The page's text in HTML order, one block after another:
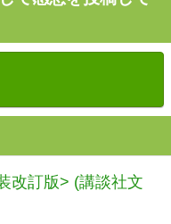
改訂版> (講談社文